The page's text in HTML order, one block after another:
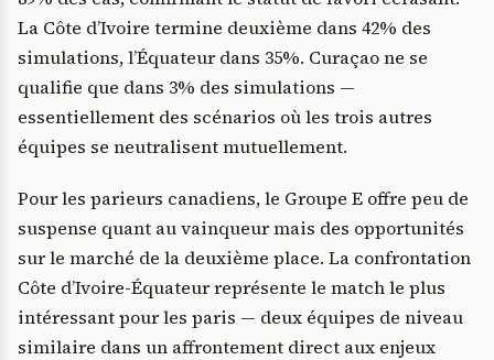
La Côte d’Ivoire termine deuxième dans 42% des
simulations, l’Équateur dans 35%. Curaçao ne se
qualifie que dans 3% des simulations —
essentiellement des scénarios où les trois autres
équipes se neutralisent mutuellement.
Pour les parieurs canadiens, le Groupe E offre peu de
suspense quant au vainqueur mais des opportunités
sur le marché de la deuxième place. La confrontation
Côte d’Ivoire-Équateur représente le match le plus
intéressant pour les paris — deux équipes de niveau
similaire dans un affrontement direct aux enjeux